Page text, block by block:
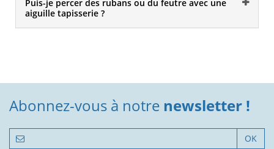
Puis-je percer des rubans ou du feutre avec une
aiguille tapisserie ?
Abonnez-vous à notre newsletter !
OK